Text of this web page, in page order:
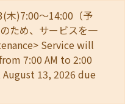
木)7:00～14:00（予
ため、サービスを一
Service will
7:00 AM to 2:00
13, 2026 due